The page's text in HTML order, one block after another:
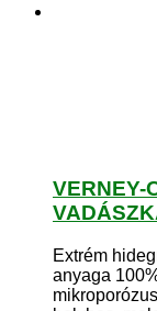
VERNEY-
Extrém
anyaga